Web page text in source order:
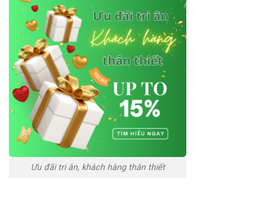
Ưu đãi tri ân, khách hàng thân thiết